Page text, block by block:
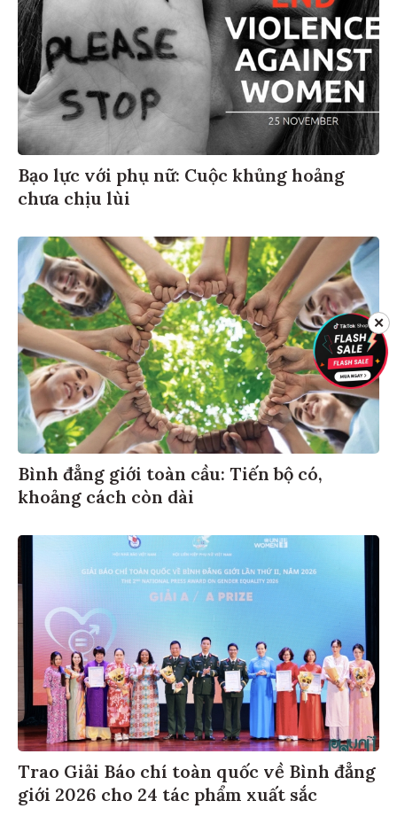
Bạo lực với phụ nữ: Cuộc khủng hoảng
chưa chịu lùi
Bình đẳng giới toàn cầu: Tiến bộ có,
khoảng cách còn dài
Trao Giải Báo chí toàn quốc về Bình đẳng
giới 2026 cho 24 tác phẩm xuất sắc
✕